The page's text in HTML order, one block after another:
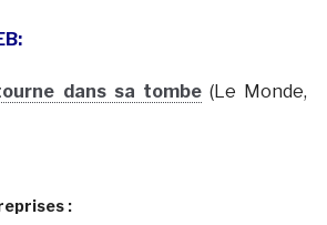
dans sa tombe(Le Monde,
: